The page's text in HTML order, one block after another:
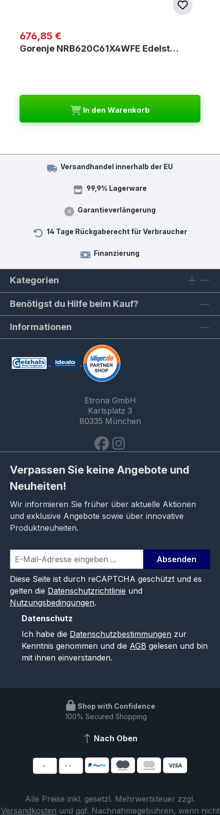
Regulärer Preis:
676,85 €
Gorenje NRB620C61X4WFE Edelst…
In den Warenkorb
Versandhandel innerhalb der EU
99,9% Lagerware
Garantieverlängerung
14 Tage Rückgaberecht für Verbraucher
Finanzierung
Kategorien
Benötigst du Hilfe beim Kauf?
Informationen
Etrona GmbH
Karlsplatz 3
80335 München
Verpassen Sie keine Angebote und
Neuheiten!
Wir informieren Sie früher über aktuelle Aktionen
und exklusive Angebote sowie über innovative
Produktneuheiten.
Absenden
Diese Seite ist durch reCAPTCHA geschützt und es
gelten die Datenschutzrichtlinie und
Nutzungsbedingungen.
Datenschutz
Ich habe die Datenschutzbestimmungen zur
Kenntnis genommen und die AGB gelesen und bin
mit ihnen einverstanden.
Shop with Confidence
100% Secured Shopping
Nach Oben
Alle Preise inkl. gesetzl. Mehrwertsteuer zzgl.
Versandkosten und ggf. Nachnahmegebühren, wenn nicht